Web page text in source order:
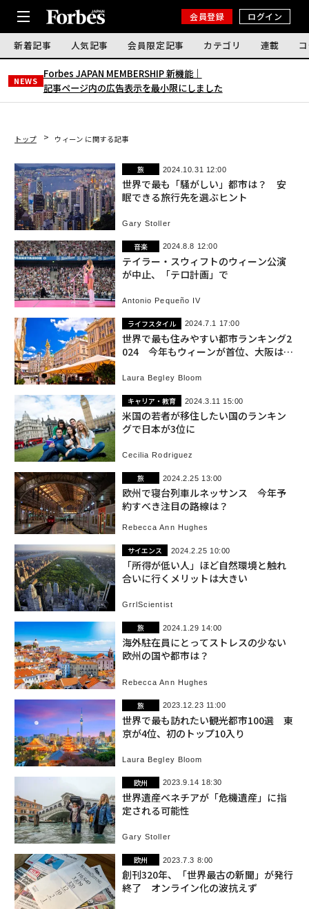
会員登録 ログイン
新着記事 人気記事 会員限定記事 カテゴリ 連載
NEWS
Forbes JAPAN MEMBERSHIP 新機能｜
記事ページ内の広告表示を最小限にしました
トップ ウィーン に関する記事
旅 2024.10.31 12:00
世界で最も「騒がしい」都市は？ 安
眠できる旅行先を選ぶヒント
Gary Stoller
音楽 2024.8.8 12:00
テイラー・スウィフトのウィーン公演
が中止、「テロ計画」で
Antonio Pequeño IV
ライフスタイル 2024.7.1 17:00
世界で最も住みやすい都市ランキング2
024 今年もウィーンが首位、大阪は9
Laura Begley Bloom
キャリア・教育 2024.3.11 15:00
米国の若者が移住したい国のランキン
グで日本が3位に
Cecilia Rodriguez
旅 2024.2.25 13:00
欧州で寝台列車ルネッサンス 今年予
約すべき注目の路線は？
Rebecca Ann Hughes
サイエンス 2024.2.25 10:00
「所得が低い人」ほど自然環境と触れ
合いに行くメリットは大きい
GrrlScientist
旅 2024.1.29 14:00
海外駐在員にとってストレスの少ない
欧州の国や都市は？
Rebecca Ann Hughes
旅 2023.12.23 11:00
世界で最も訪れたい観光都市100選 東
京が4位、初のトップ10入り
Laura Begley Bloom
欧州 2023.9.14 18:30
世界遺産ベネチアが「危機遺産」に指
定される可能性
Gary Stoller
欧州 2023.7.3 8:00
創刊320年、「世界最古の新聞」が発行
終了 オンライン化の波抗えず